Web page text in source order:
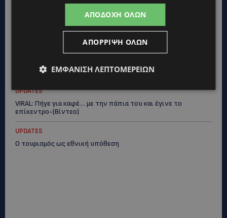
ΚΟΚΚΙΝΟΤΡΙΜΙΘΙΑ: Σκύλος στον δρόμο μέσα στη ζέστη – Το
δεν κάνει διακοπές
μέσω αβεβαιότητας
UPDATES
VIRAL: Πήγε για καφέ… με την πάπια του και έγινε το
επίκεντρο-(Βίντεο)
UPDATES
Ο τουρισμός ως εθνική υπόθεση
ΑΠΟΔΟΧΉ ΌΛΩΝ
ΑΠΌΡΡΙΨΗ ΌΛΩΝ
ΕΜΦΆΝΙΣΗ ΛΕΠΤΟΜΕΡΕΙΏΝ